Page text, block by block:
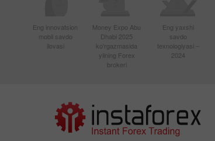
Eng innovatsion
mobil savdo
ilovasi
Money Expo Abu
Dhabi 2025
ko'rgazmasida
yilning Forex
brokeri
Eng yaxshi
savdo
texnologiyasi –
2024